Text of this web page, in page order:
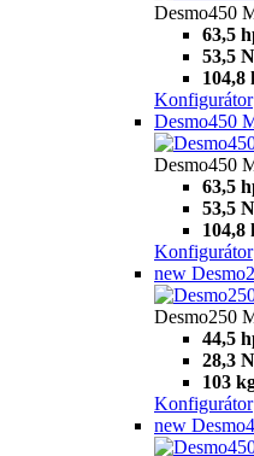
Desmo450
63,5
53,5
104,8
Konfigurátor
Desmo450
Desmo450
63,5
53,5
104,8
Konfigurátor
new
Desmo250
44,5
28,3
103
Konfigurátor
new